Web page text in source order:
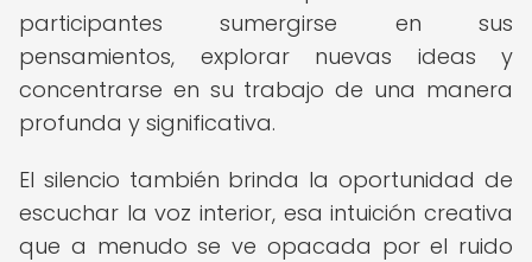
participantes sumergirse en sus
pensamientos, explorar nuevas ideas y
concentrarse en su trabajo de una manera
profunda y significativa.
El silencio también brinda la oportunidad de
escuchar la voz interior, esa intuición creativa
que a menudo se ve opacada por el ruido